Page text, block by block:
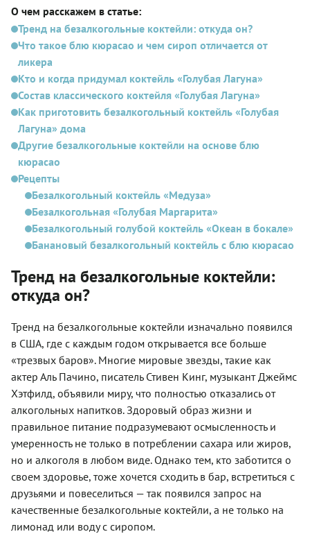
О чем расскажем в статье:
Тренд на безалкогольные коктейли: откуда он?
Что такое блю кюрасао и чем сироп отличается от
ликера
Кто и когда придумал коктейль «Голубая Лагуна»
Состав классического коктейля «Голубая Лагуна»
Как приготовить безалкогольный коктейль «Голубая
Лагуна» дома
Другие безалкогольные коктейли на основе блю
кюрасао
Рецепты
Безалкогольный коктейль «Медуза»
Безалкогольная «Голубая Маргарита»
Безалкогольный голубой коктейль «Океан в бокале»
Банановый безалкогольный коктейль с блю кюрасао
Тренд на безалкогольные коктейли:
откуда он?
Тренд на безалкогольные коктейли изначально появился
в США, где с каждым годом открывается все больше
«трезвых баров». Многие мировые звезды, такие как
актер Аль Пачино, писатель Стивен Кинг, музыкант Джеймс
Хэтфилд, объявили миру, что полностью отказались от
алкогольных напитков. Здоровый образ жизни и
правильное питание подразумевают осмысленность и
умеренность не только в потреблении сахара или жиров,
но и алкоголя в любом виде. Однако тем, кто заботится о
своем здоровье, тоже хочется сходить в бар, встретиться с
друзьями и повеселиться — так появился запрос на
качественные безалкогольные коктейли, а не только на
лимонад или воду с сиропом.